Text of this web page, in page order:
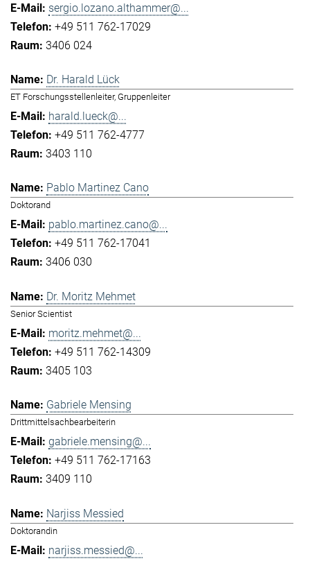
sergio.lozano.althammer@...
+49 511 762-17029
3406 024
Dr. Harald Lück
ET Forschungsstellenleiter, Gruppenleiter
harald.lueck@...
+49 511 762-4777
3403 110
Pablo Martinez Cano
Doktorand
pablo.martinez.cano@...
+49 511 762-17041
3406 030
Dr. Moritz Mehmet
Senior Scientist
moritz.mehmet@...
+49 511 762-14309
3405 103
Gabriele Mensing
Drittmittelsachbearbeiterin
gabriele.mensing@...
+49 511 762-17163
3409 110
Narjiss Messied
Doktorandin
narjiss.messied@...